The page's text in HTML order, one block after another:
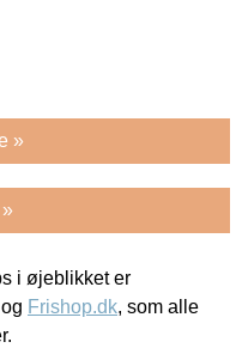
»
i øjeblikket er
og Frishop.dk, som alle